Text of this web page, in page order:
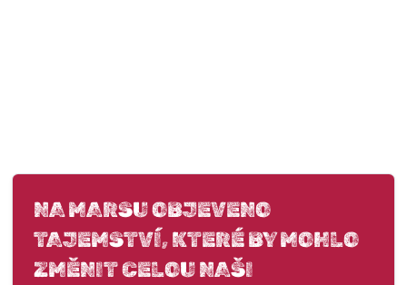
NA MARSU OBJEVENO
TAJEMSTVÍ, KTERÉ BY MOHLO
ZMĚNIT CELOU NAŠI